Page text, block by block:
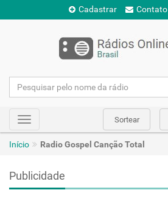
Cadastrar Contato
Toggle
navigation
Sortear
Início Radio Gospel Canção Total
Publicidade